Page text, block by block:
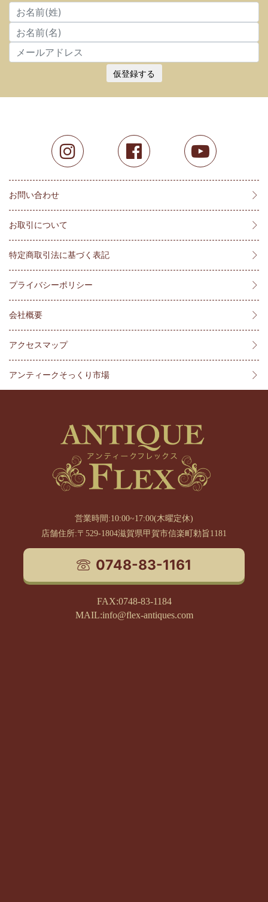
仮登録する
お問い合わせ
お取引について
特定商取引法に基づく表記
プライバシーポリシー
会社概要
アクセスマップ
アンティークそっくり市場
営業時間:10:00~17:00(木曜定休)
店舗住所:〒529-1804滋賀県甲賀市信楽町勅旨1181
0748-83-1161
FAX:0748-83-1184
MAIL:info@flex-antiques.com